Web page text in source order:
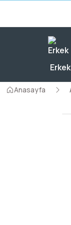
Erkek
Anasayfa